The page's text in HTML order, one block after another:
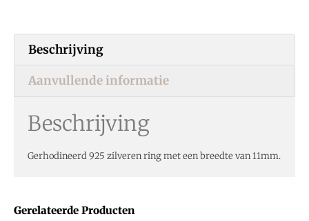
Gerelateerde Producten
Beschrijving
Aanvullende informatie
Beschrijving
Gerhodineerd 925 zilveren ring met een breedte van 11mm.